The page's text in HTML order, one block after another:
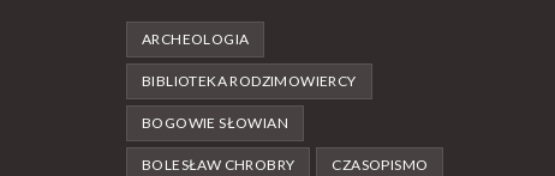
ARCHEOLOGIA
BIBLIOTEKA RODZIMOWIERCY
BOGOWIE SŁOWIAN
BOLESŁAW CHROBRY CZASOPISMO